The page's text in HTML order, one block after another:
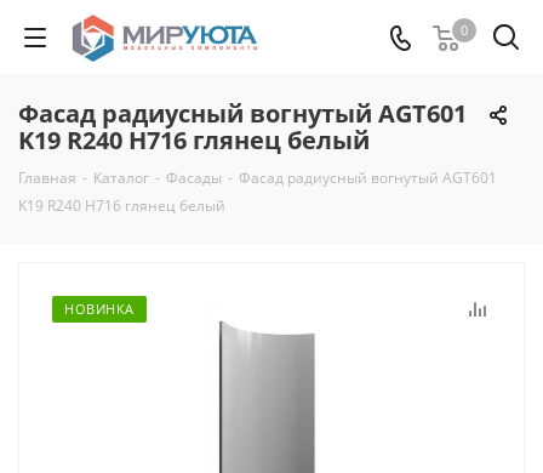
0
Фасад радиусный вогнутый AGT601
K19 R240 H716 глянец белый
Главная - Каталог - Фасады - Фасад радиусный вогнутый AGT601
K19 R240 H716 глянец белый
НОВИНКА